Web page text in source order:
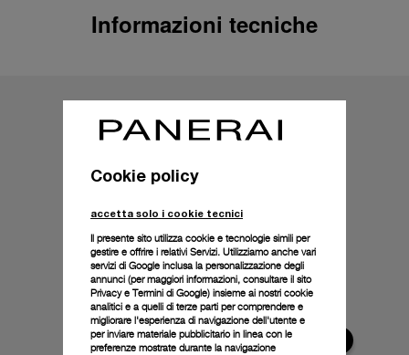
Informazioni tecniche
Cookie policy
accetta solo i cookie tecnici
Il presente sito utilizza cookie e tecnologie simili per
gestire e offrire i relativi Servizi. Utilizziamo anche vari
servizi di Google inclusa la personalizzazione degli
annunci (per maggiori informazioni, consultare il sito
Privacy e Termini di Google) insieme ai nostri cookie
analitici e a quelli di terze parti per comprendere e
migliorare l'esperienza di navigazione dell'utente e
per inviare materiale pubblicitario in linea con le
preferenze mostrate durante la navigazione